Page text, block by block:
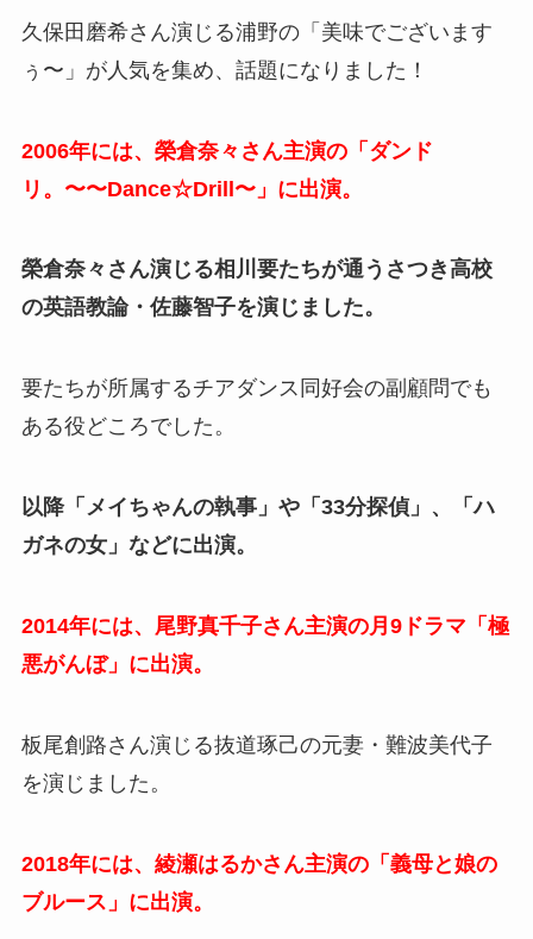
久保田磨希さん演じる浦野の「美味でございます
ぅ〜」が人気を集め、話題になりました！
2006年には、榮倉奈々さん主演の「ダンド
リ。〜〜Dance☆Drill〜」に出演。
榮倉奈々さん演じる相川要たちが通うさつき高校
の英語教論・佐藤智子を演じました。
要たちが所属するチアダンス同好会の副顧問でも
ある役どころでした。
以降「メイちゃんの執事」や「33分探偵」、「ハ
ガネの女」などに出演。
2014年には、尾野真千子さん主演の月9ドラマ「極
悪がんぼ」に出演。
板尾創路さん演じる抜道琢己の元妻・難波美代子
を演じました。
2018年には、綾瀬はるかさん主演の「義母と娘の
ブルース」に出演。